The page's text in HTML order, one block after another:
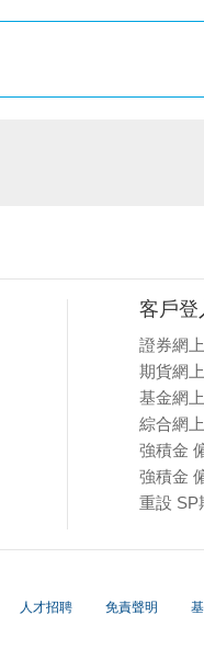
客戶登
證券網
期貨網
基金網
綜合網
強積金
強積金
重設 SP
人才招聘 免責聲明